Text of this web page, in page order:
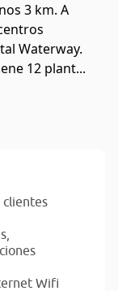
3 km. A
Waterway.
12 plant...
clientes
Wifi